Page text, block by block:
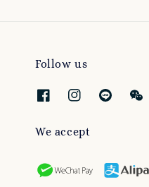
Follow us
We accept